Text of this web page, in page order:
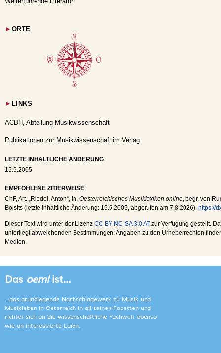
► ORTE
► LINKS
ACDH, Abteilung Musikwissenschaft
Publikationen zur Musikwissenschaft im Verlag
LETZTE INHALTLICHE ÄNDERUNG
15.5.2005
EMPFOHLENE ZITIERWEISE
ChF, Art. „Riedel, Anton“, in: Oesterreichisches Musiklexikon online , begr. von
Boisits (letzte inhaltliche Änderung: 15.5.2005 , abgerufen am 7.8.2026), https://
Dieser Text wird unter der Lizenz CC BY-NC-SA 3.0 AT zur Verfügung gestellt.
unterliegt abweichenden Bestimmungen; Angaben zu den Urheberrechten
Medien.
Das oemlist...
...das grundlegende Nachschlagewerk zu Musik und
Musikleben in Österreich in all seinen Facetten und
richtet sich an die wissenschaftliche Fachwelt ebenso
wie an interessierte Laien.